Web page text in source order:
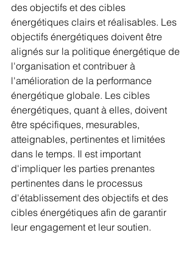
des objectifs et des cibles
énergétiques clairs et réalisables. Les
objectifs énergétiques doivent être
alignés sur la politique énergétique de
l'organisation et contribuer à
l'amélioration de la performance
énergétique globale. Les cibles
énergétiques, quant à elles, doivent
être spécifiques, mesurables,
atteignables, pertinentes et limitées
dans le temps. Il est important
d'impliquer les parties prenantes
pertinentes dans le processus
d'établissement des objectifs et des
cibles énergétiques afin de garantir
leur engagement et leur soutien.